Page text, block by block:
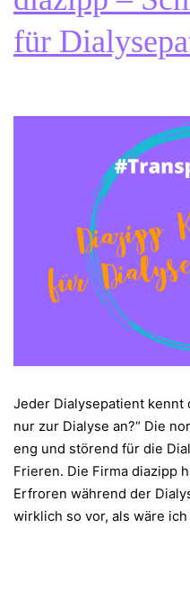
für
Jeder Dialysepatient kennt
nur zur Dialyse an?“ Die
eng und störend für die
Frieren. Die Firma
Erfroren während der
wirklich so vor, als wäre